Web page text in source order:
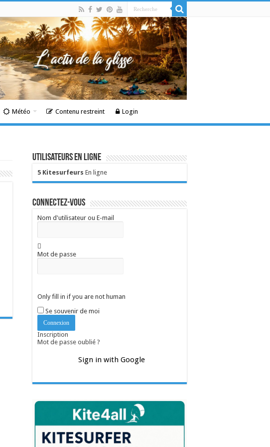
Météo Contenu restreint Login
Utilisateurs en ligne
5 Kitesurfeurs En ligne
Connectez-vous
Nom d'utilisateur ou E-mail
Mot de passe
Only fill in if you are not human
Se souvenir de moi
Inscription
Mot de passe oublié ?
Sign in with Google